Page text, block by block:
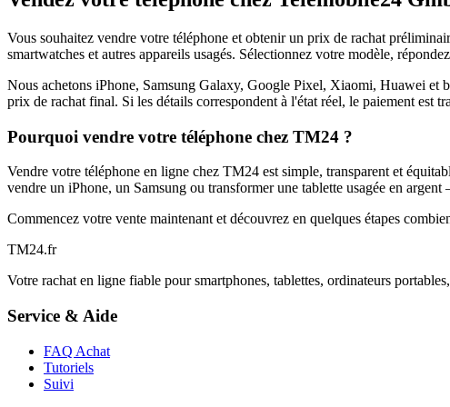
Vous souhaitez vendre votre téléphone et obtenir un prix de rachat
smartwatches et autres appareils usagés. Sélectionnez votre modèle,
Nous achetons iPhone, Samsung Galaxy, Google Pixel, Xiaomi, Huawei et
prix de rachat final. Si les détails correspondent à l'état réel, le paiement est
Pourquoi vendre votre téléphone chez TM24 ?
Vendre votre téléphone en ligne chez TM24 est simple, transparent et
vendre un iPhone, un Samsung ou transformer une tablette usagée en argent
Commencez votre vente maintenant et découvrez en quelques étapes
TM24.fr
Votre rachat en ligne fiable pour smartphones, tablettes, ordinateurs
Service & Aide
FAQ Achat
Tutoriels
Suivi